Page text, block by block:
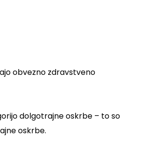
obvezno zdravstveno
dolgotrajne oskrbe – to so
oskrbe.